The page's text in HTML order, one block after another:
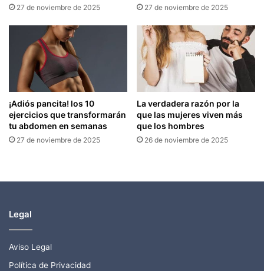
27 de noviembre de 2025 27 de noviembre de 2025
¡Adiós pancita! los 10
ejercicios que transformarán
tu abdomen en semanas
27 de noviembre de 2025
La verdadera razón por la
que las mujeres viven más
que los hombres
26 de noviembre de 2025
Legal
Aviso Legal
Política de Privacidad